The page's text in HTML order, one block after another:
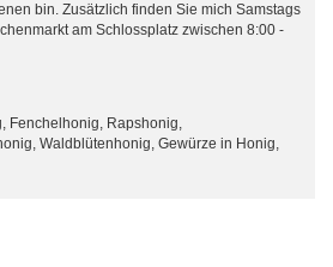
bin. Zusätzlich finden Sie mich Samstags
am Schlossplatz zwischen 8:00 -
Fenchelhonig, Rapshonig,
Waldblütenhonig, Gewürze in Honig,